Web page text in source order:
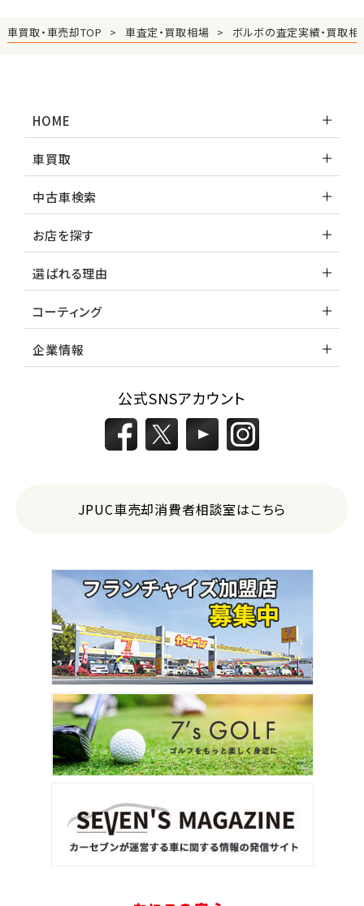
車買取・車売却TOP 車査定・買取相場 ボルボの査定実績・買取相
HOME
車買取
中古車検索
お店を探す
選ばれる理由
コーティング
企業情報
公式SNSアカウント
JPUC車売却消費者相談室はこちら